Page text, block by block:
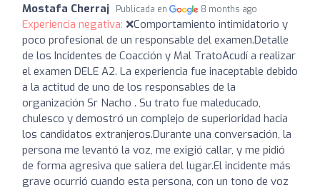
Mostafa Cherraj Publicada en 8 months ago
Experiencia negativa: ❌Comportamiento intimidatorio y
poco profesional de un responsable del examen. ​Detalle
de los Incidentes de Coacción y Mal Trato ​Acudí a realizar
el examen DELE A2. La experiencia fue inaceptable debido
a la actitud de uno de los responsables de la
organización Sr Nacho . Su trato fue maleducado,
chulesco y demostró un complejo de superioridad hacia
los candidatos extranjeros. ​Durante una conversación, la
persona me levantó la voz, me exigió callar, y me pidió
de forma agresiva que saliera del lugar. ​El incidente más
grave ocurrió cuando esta persona, con un tono de voz